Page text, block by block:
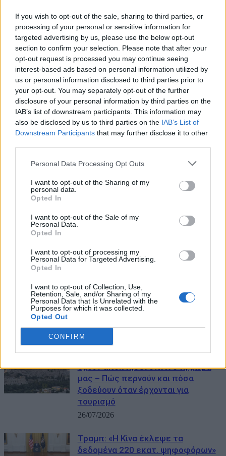
If you wish to opt-out of the sale, sharing to third parties, or
processing of your personal or sensitive information for
targeted advertising by us, please use the below opt-out
section to confirm your selection. Please note that after your
opt-out request is processed you may continue seeing
interest-based ads based on personal information utilized by
us or personal information disclosed to third parties prior to
your opt-out. You may separately opt-out of the further
disclosure of your personal information by third parties on the
IAB’s list of downstream participants. This information may
also be disclosed by us to third parties on the IAB’s List of
Downstream Participants that may further disclose it to other
Personal Data Processing Opt Outs
I want to opt-out of the Sharing of my
personal data.
Opted In
I want to opt-out of the Sale of my
Personal Data.
Opted In
I want to opt-out of processing my
Personal Data for Targeted Advertising.
Opted In
I want to opt-out of Collection, Use,
Retention, Sale, and/or Sharing of my
Personal Data that Is Unrelated with the
Purposes for which it was collected.
Opted Out
CONFIRM
ΜΠΟΡΕΙ ΝΑ ΣΑΣ ΕΝΔΙΑΦΕΡΕΙ
Golden Visa: Περίπου 9.000 Κινέζοι
έχουν αποκτήσει σπίτι στη χώρα
μας – Πώς περνούν και πόσα
ξοδεύουν όταν έρχονται για
τουρισμό
26/07/2026
Τραμπ: «Η Κίνα έκλεψε τα
δεδομένα 220 εκατ. ψηφοφόρων»